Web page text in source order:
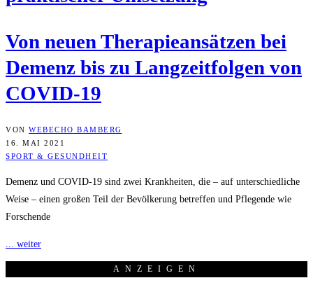
Von neu­en The­ra­pie­an­sät­zen bei
Demenz bis zu Lang­zeit­fol­gen von
COVID-19
VON WEBECHO BAMBERG
16. MAI 2021
SPORT & GESUNDHEIT
Demenz und COVID-19 sind zwei Krankheiten, die – auf unterschiedliche
Weise – einen großen Teil der Bevölkerung betreffen und Pflegende wie
Forschende
... weiter
ANZEI­GEN